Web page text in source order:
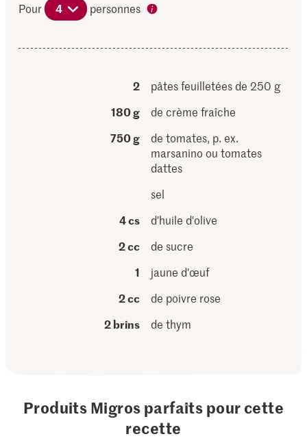
Pour 4 personnes
2
pâtes feuilletées de 250 g
180 g
de crème fraîche
750 g
de tomates, p. ex.
marsanino ou tomates
dattes
sel
4 cs
d'huile d'olive
2 cc
de sucre
1
jaune d'œuf
2 cc
de poivre rose
2 brins
de thym
Produits Migros parfaits pour cette
recette